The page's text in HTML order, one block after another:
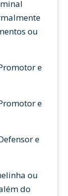
ou
e
e
e
ou
do